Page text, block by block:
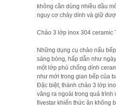
không cần dùng nhiều dầu
nguy cơ cháy dính và giữ
Chảo 3 lớp inox 304 ceramic
Những dụng cụ chảo nấu
sáng bóng, hấp dẫn như
một lớp phủ chống dính
như mới trong gian bếp của
Đặc biệt, thành chảo 3 lớp
văng ra ngoài trong quá trình
fivestar khiến thức ăn không